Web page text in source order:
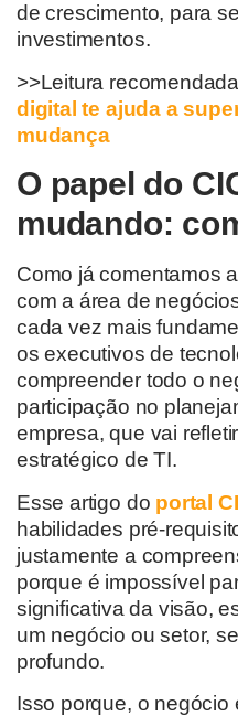
de crescimento, para
investimentos.
>>Leitura
digital te ajuda a
mudança
O papel do
mudando:
Como já comentamos
com a área de
cada vez mais
os executivos de
compreender todo o
participação no
empresa, que vai
estratégico de TI.
Esse artigo do portal
habilidades pré-
justamente a
porque é impossível
significativa da visão,
um negócio ou setor,
profundo.
Isso porque, o